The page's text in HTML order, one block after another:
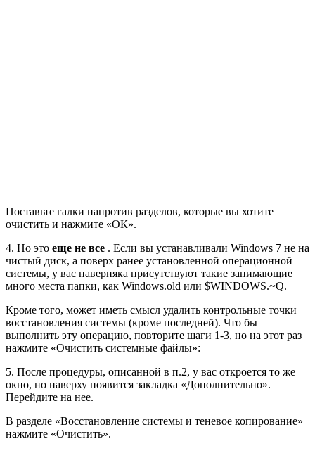
Поставьте галки напротив разделов, которые вы хотите
очистить и нажмите «ОК».
4. Но это еще не все . Если вы устанавливали Windows 7 не на
чистый диск, а поверх ранее установленной операционной
системы, у вас наверняка присутствуют такие занимающие
много места папки, как Windows.old или $WINDOWS.~Q.
Кроме того, может иметь смысл удалить контрольные точки
восстановления системы (кроме последней). Что бы
выполнить эту операцию, повторите шаги 1-3, но на этот раз
нажмите «Очистить системные файлы»:
5. После процедуры, описанной в п.2, у вас откроется то же
окно, но наверху появится закладка «Дополнительно».
Перейдите на нее.
В разделе «Восстановление системы и теневое копирование»
нажмите «Очистить».